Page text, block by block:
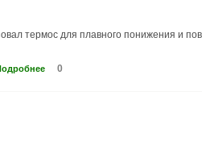
термос для плавного понижения и
0